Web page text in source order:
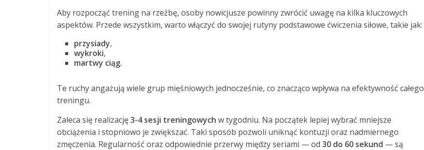
Aby rozpocząć trening na rzeźbę, osoby nowicjusze powinny zwrócić uwagę na kilka kluczowych
aspektów. Przede wszystkim, warto włączyć do swojej rutyny podstawowe ćwiczenia siłowe, takie jak:
przysiady,
wykroki,
martwy ciąg.
Te ruchy angażują wiele grup mięśniowych jednocześnie, co znacząco wpływa na efektywność całego
treningu.
Zaleca się realizację3-4 sesji treningowych w tygodniu. Na początek lepiej wybrać mniejsze
obciążenia i stopniowo je zwiększać. Taki sposób pozwoli uniknąć kontuzji oraz nadmiernego
zmęczenia. Regularność oraz odpowiednie przerwy między seriami — od 30 do 60 sekund — są